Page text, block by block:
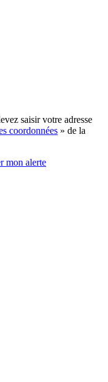
saisir votre adresse
coordonnées » de la
mon alerte